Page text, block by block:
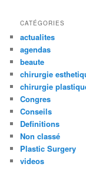
CATÉGORIES
actualites
agendas
beaute
chirurgie
chirurgie
Congres
Conseils
Definitions
Non classé
Plastic Surgery
videos